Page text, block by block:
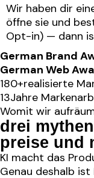
Wir haben dir
öffne sie und
Opt-in) — dann
German Brand
German Web
180+realisierte
13Jahre
Womit wir
drei
preise und
KI macht das
Genau deshalb